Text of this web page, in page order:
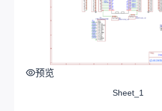
预览
Sheet_1